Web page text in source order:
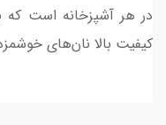
در هر آشپزخانه است
کیفیت بالا نان‌های